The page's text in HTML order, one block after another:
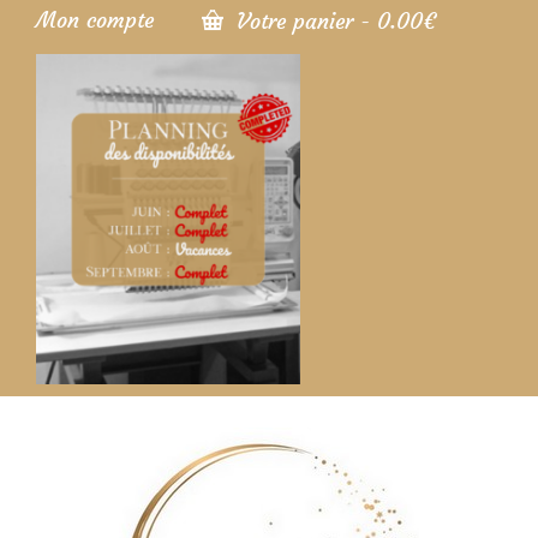
Mon compte Votre panier - 0.00€